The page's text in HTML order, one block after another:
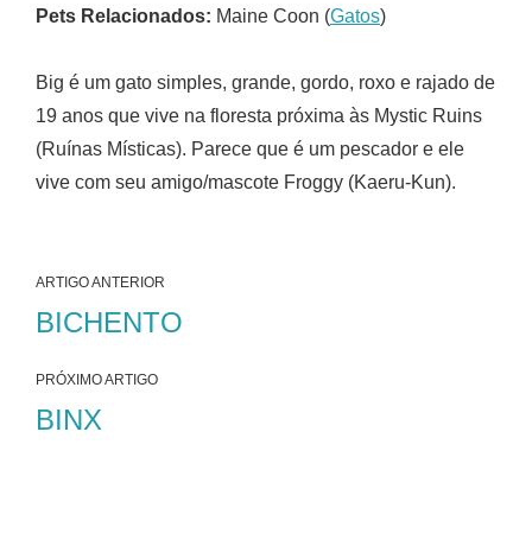
Pets Relacionados: Maine Coon (Gatos)
Big é um gato simples, grande, gordo, roxo e rajado de
19 anos que vive na floresta próxima às Mystic Ruins
(Ruínas Místicas). Parece que é um pescador e ele
vive com seu amigo/mascote Froggy (Kaeru-Kun).
ARTIGO ANTERIOR
BICHENTO
PRÓXIMO ARTIGO
BINX